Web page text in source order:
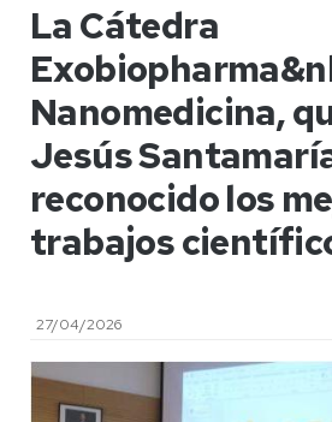
La Cátedra
Nanomedicina,
Jesús
reconocido los
trabajos
27/04/2026